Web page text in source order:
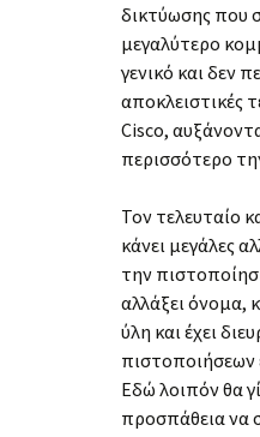
δικτύωσης που
μεγαλύτερο
γενικό και δεν
αποκλειστικές
Cisco,
περισσότερο
Τον τελευταίο
κάνει μεγάλες
την
αλλάξει όνομα,
ύλη και έχει
πιστοποιήσεων
Εδώ λοιπόν θα
προσπάθεια να